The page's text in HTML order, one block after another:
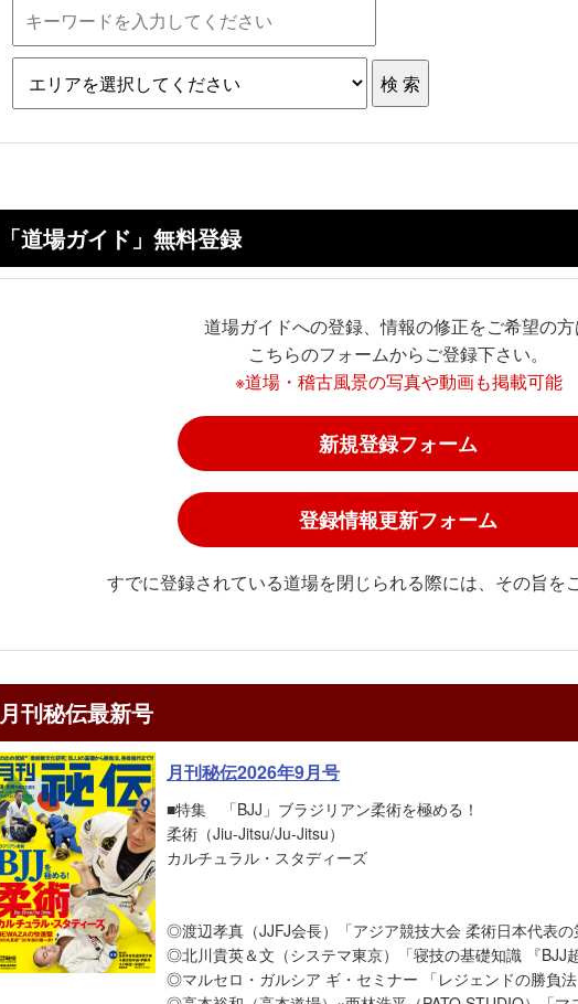
「道場ガイド」無料登録
道場ガイドへの登録、情報の修正をご希望の
こちらのフォームからご登録下さい。
※道場・稽古風景の写真や動画も掲載可能
新規登録フォーム
登録情報更新フォーム
すでに登録されている道場を閉じられる際には、その旨を
月刊秘伝最新号
月刊秘伝2026年9月号
■特集 「BJJ」ブラジリアン柔術を極める！
柔術（Jiu-Jitsu/Ju-Jitsu）
カルチュラル・スタディーズ
◎渡辺孝真（JJFJ会長）「アジア競技大会 柔術日本代表の
◎北川貴英＆文（システマ東京）「寝技の基礎知識 『BJJ
◎マルセロ・ガルシア ギ・セミナー 「レジェンドの勝負法